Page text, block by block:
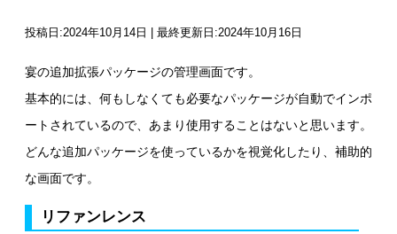
投稿日:2024年10月14日 | 最終更新日:2024年10月16日
宴の追加拡張パッケージの管理画面です。
基本的には、何もしなくても必要なパッケージが自動でインポ
ートされているので、あまり使用することはないと思います。
どんな追加パッケージを使っているかを視覚化したり、補助的
な画面です。
リファンレンス